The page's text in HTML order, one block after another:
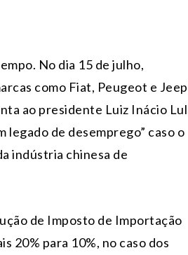
No dia 15 de julho,
como Fiat, Peugeot e
ao presidente Luiz Inácio
legado de desemprego” caso o
indústria chinesa de
de Imposto de Importação
20% para 10%, no caso dos